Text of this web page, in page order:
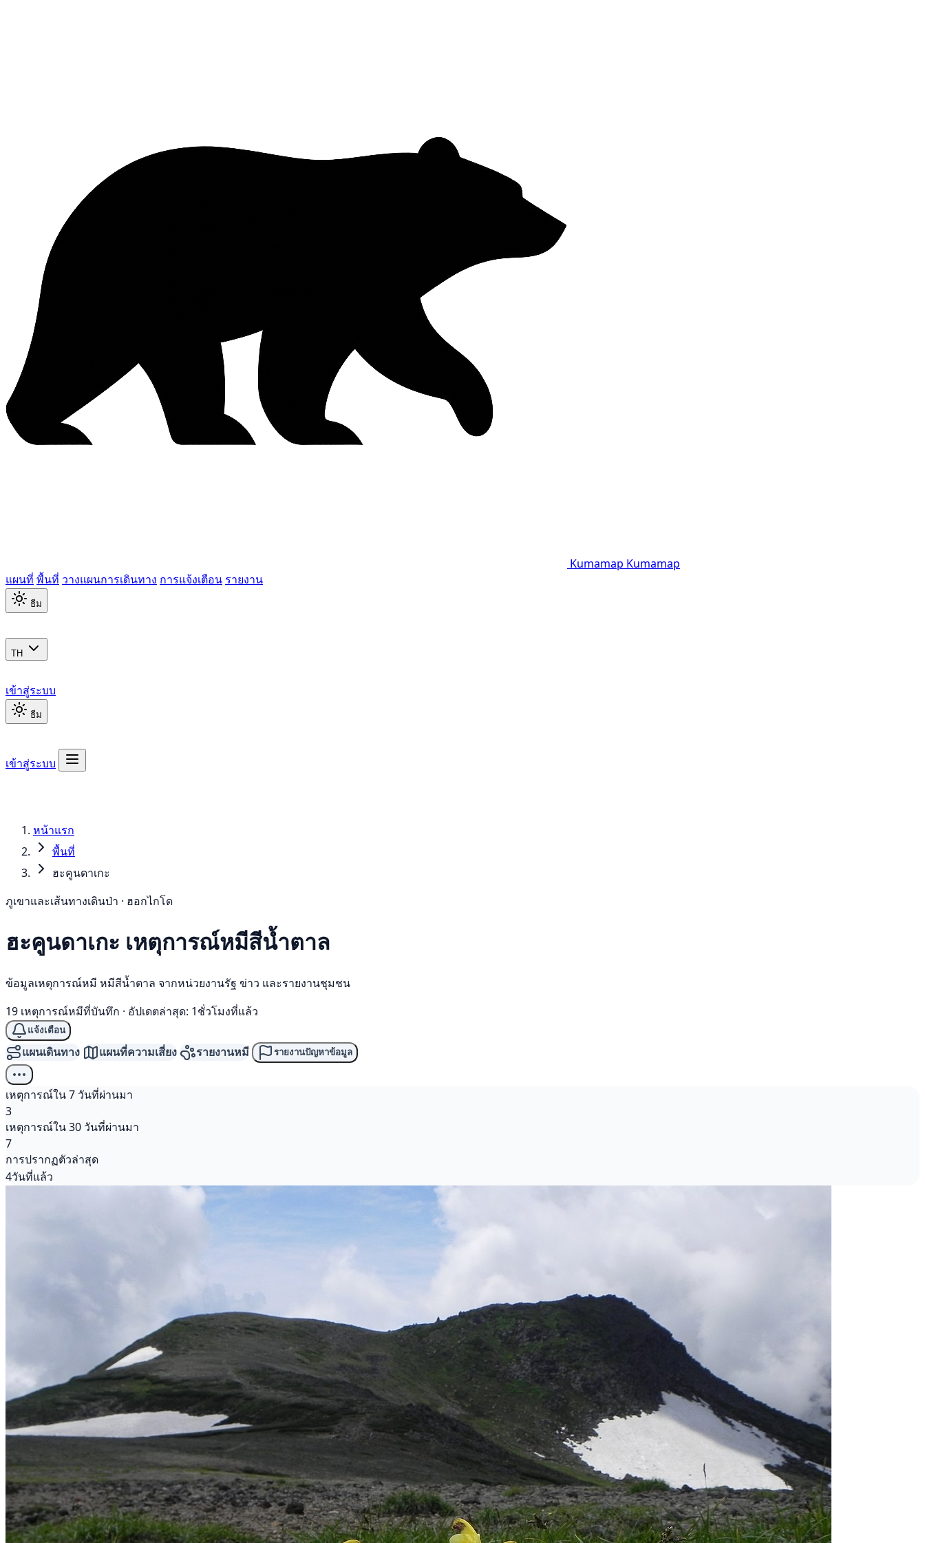
Kumamap Kumamap
แผนที่ พื้นที่ วางแผนการเดินทาง การแจ้งเตือน รายงาน
ธีม
TH
เข้าสู่ระบบ
ธีม
เข้าสู่ระบบ
หน้าแรก
พื้นที่
ฮะคูนดาเกะ
ภูเขาและเส้นทางเดินป่า · ฮอกไกโด
ฮะคูนดาเกะ เหตุการณ์หมีสีน้ำตาล
ข้อมูลเหตุการณ์หมี หมีสีน้ำตาล จากหน่วยงานรัฐ ข่าว และรายงานชุมชน
19 เหตุการณ์หมีที่บันทึก · อัปเดตล่าสุด: 1ชั่วโมงที่แล้ว
แจ้งเตือน
แผนเดินทาง แผนที่ความเสี่ยง รายงานหมี รายงานปัญหาข้อมูล
เหตุการณ์ใน 7 วันที่ผ่านมา
3
เหตุการณ์ใน 30 วันที่ผ่านมา
7
การปรากฏตัวล่าสุด
4วันที่แล้ว